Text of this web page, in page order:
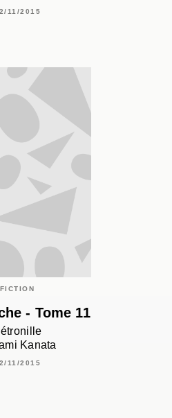
11/2015
FICTION
- Tome 11
Kanata
11/2015